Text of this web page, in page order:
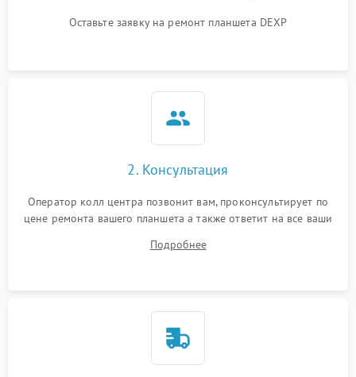
Оставьте заявку на ремонт планшета DEXP
2. Консультация
Оператор колл центра позвонит вам, проконсультирует по
цене ремонта вашего планшета а также ответит на все ваши
Подробнее